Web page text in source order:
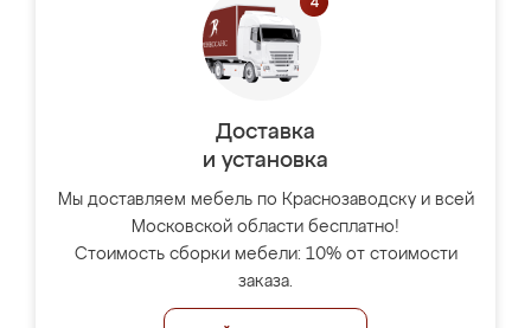
Доставка
и установка
Мы доставляем мебель по Краснозаводску и всей
Московской области бесплатно!
Стоимость сборки мебели: 10% от стоимости
заказа.